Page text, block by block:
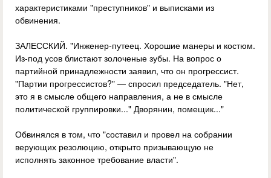
характеристиками "преступников" и выписками из
обвинения.
ЗАЛЕССКИЙ. "Инженер-путеец. Хорошие манеры и костюм.
Из-под усов блистают золоченые зубы. На вопрос о
партийной принадлежности заявил, что он прогрессист.
"Партии прогрессистов?" — спросил председатель. "Нет,
это я в смысле общего направления, а не в смысле
политической группировки..." Дворянин, помещик..."
Обвинялся в том, что "составил и провел на собрании
верующих резолюцию, открыто призывающую не
исполнять законное требование власти".